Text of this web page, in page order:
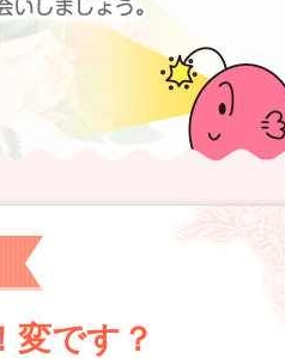
です？